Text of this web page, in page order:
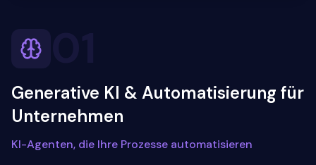
Generative KI & Automatisierung für
Unternehmen
KI-Agenten, die Ihre Prozesse automatisieren